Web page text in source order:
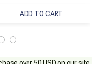
Bookmark
ADD TO CART